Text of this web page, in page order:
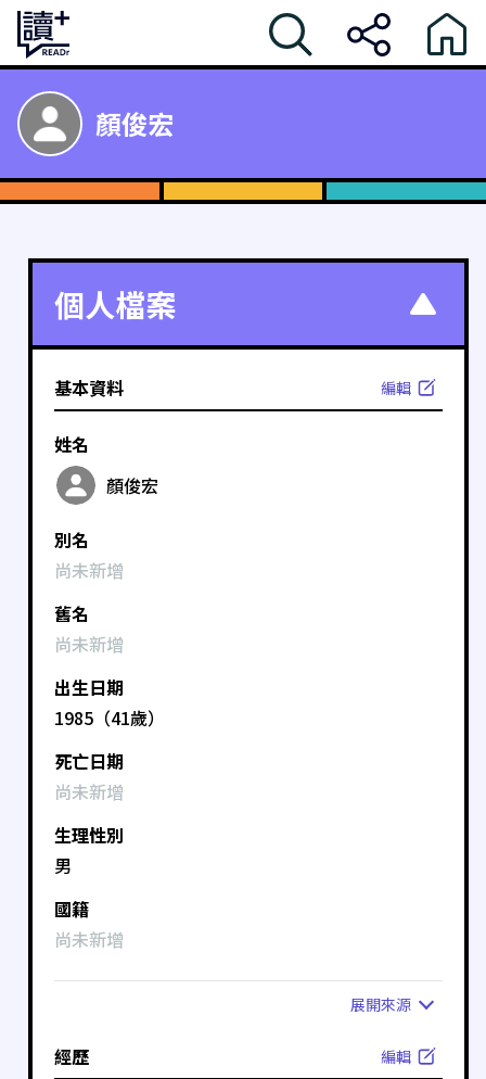
顏俊宏
個人檔案
基本資料 編輯
姓名
顏俊宏
別名
尚未新增
舊名
尚未新增
出生日期
1985（41歲）
死亡日期
尚未新增
生理性別
男
國籍
尚未新增
展開來源
經歷 編輯